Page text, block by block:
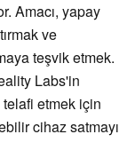
Amacı, yapay
ve
teşvik etmek.
Labs'in
etmek için
cihaz satmayı